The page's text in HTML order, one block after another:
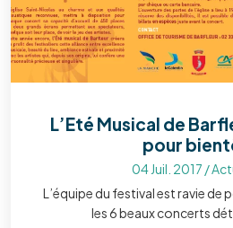
L’Eté Musical de
pour
04 Juil. 2017 /
L’équipe du festival est ravie
les 6 beaux concerts